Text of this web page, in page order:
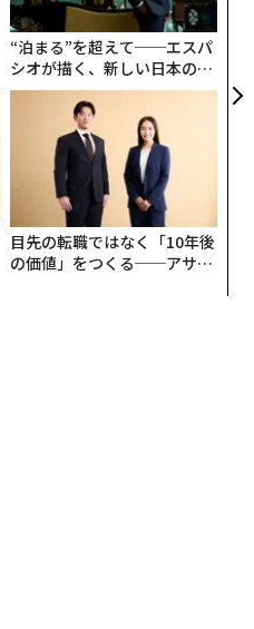
“泊まる”を超えて──エスパ
シオが描く、新しい日本のラ
グジュアリー（前編）
目先の転職ではなく「10年後
の価値」をつくる──アサイ